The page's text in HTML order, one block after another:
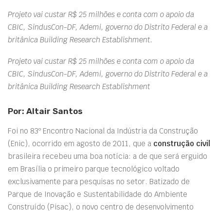
Projeto vai custar R$ 25 milhões e conta com o apoio da
CBIC, SindusCon-DF, Ademi, governo do Distrito Federal e a
britânica Building Research Establishment.
Projeto vai custar R$ 25 milhões e conta com o apoio da
CBIC, SindusCon-DF, Ademi, governo do Distrito Federal e a
britânica Building Research Establishment
Por: Altair Santos
Foi no 83º Encontro Nacional da Indústria da Construção
(Enic), ocorrido em agosto de 2011, que a construção civil
brasileira recebeu uma boa notícia: a de que será erguido
em Brasília o primeiro parque tecnológico voltado
exclusivamente para pesquisas no setor. Batizado de
Parque de Inovação e Sustentabilidade do Ambiente
Construído (Pisac), o novo centro de desenvolvimento